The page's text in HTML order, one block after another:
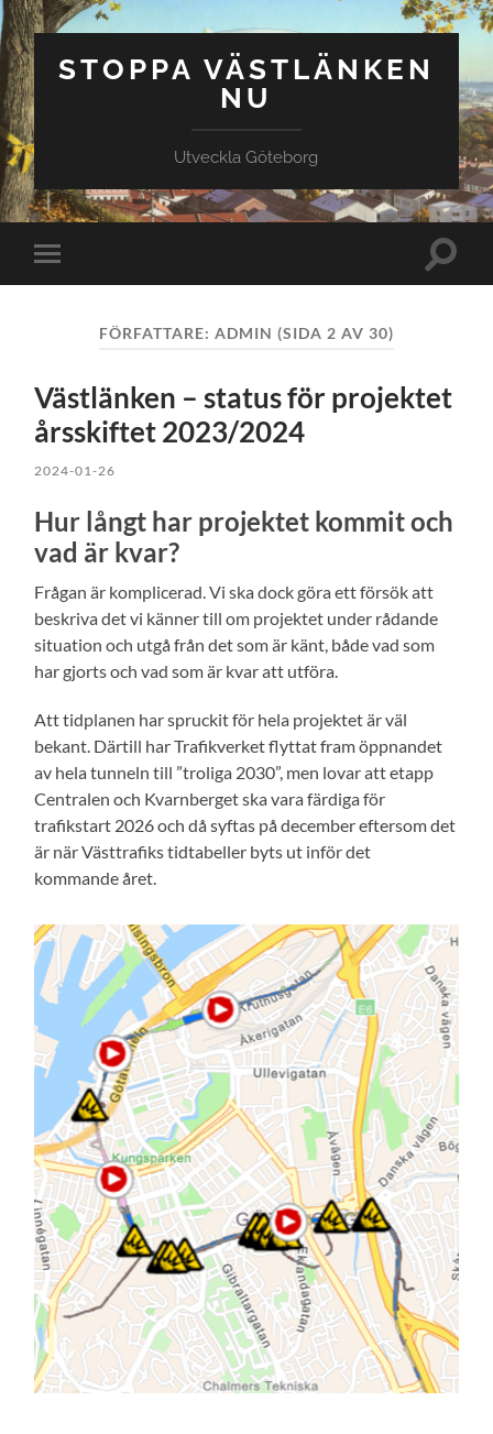
STOPPA VÄSTLÄNKEN
NU
Utveckla Göteborg
Slå
på/av
Slå
FÖRFATTARE: ADMIN (SIDA 2 AV 30)
Västlänken – status för projektet
årsskiftet 2023/2024
2024-01-26
Hur långt har projektet kommit och
vad är kvar?
Frågan är komplicerad. Vi ska dock göra ett försök att
beskriva det vi känner till om projektet under rådande
situation och utgå från det som är känt, både vad som
har gjorts och vad som är kvar att utföra.
Att tidplanen har spruckit för hela projektet är väl
bekant. Därtill har Trafikverket flyttat fram öppnandet
av hela tunneln till ”troliga 2030”, men lovar att etapp
Centralen och Kvarnberget ska vara färdiga för
trafikstart 2026 och då syftas på december eftersom det
är när Västtrafiks tidtabeller byts ut inför det
kommande året.